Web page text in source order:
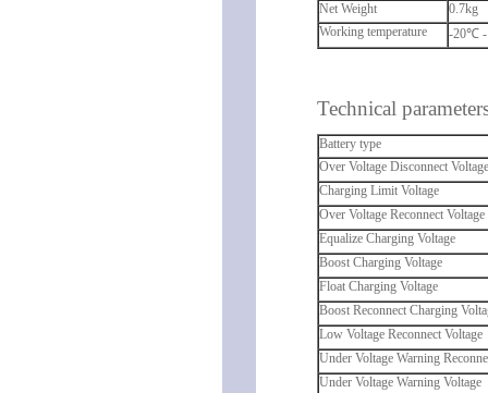
Net Weight
0.7kg
Working temperature
-20℃
Technical
Battery type
Over Voltage Disconnect Voltage
Charging Limit Voltage
Over Voltage Reconnect Voltage
Equalize Charging Voltage
Boost Charging Voltage
Float Charging Voltage
Boost Reconnect Charging
Low Voltage Reconnect Voltage
Under Voltage Warning
Under Voltage Warning Voltage